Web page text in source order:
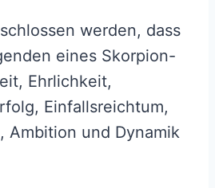
werden, dass
eines Skorpion-
Ehrlichkeit,
Einfallsreichtum,
Ambition und Dynamik